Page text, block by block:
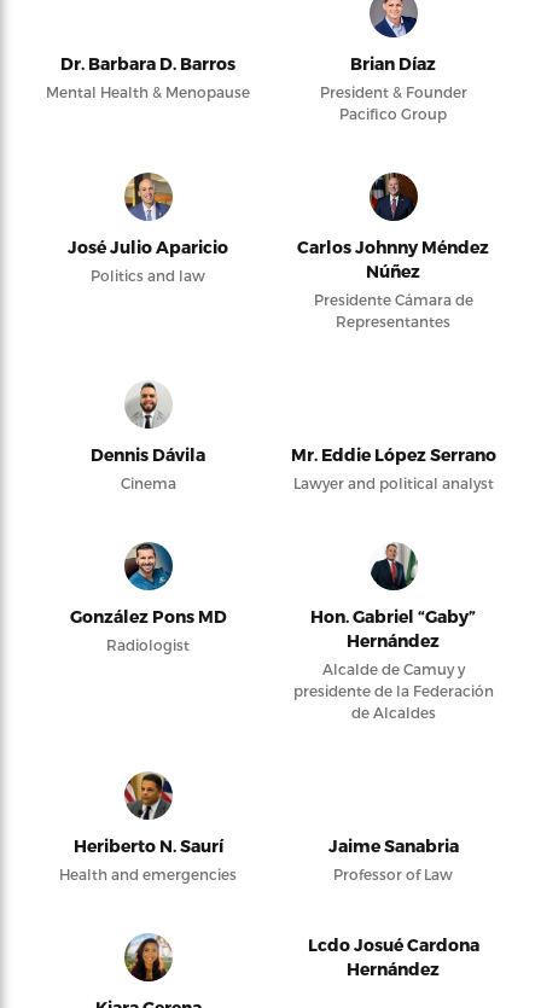
Dr. Barbara D. Barros
Mental Health & Menopause
Brian Díaz
President & Founder
Pacifico Group
José Julio Aparicio
Politics and law
Carlos Johnny Méndez
Núñez
Presidente Cámara de
Representantes
Dennis Dávila
Cinema
Mr. Eddie López Serrano
Lawyer and political analyst
González Pons MD
Radiologist
Hon. Gabriel “Gaby”
Hernández
Alcalde de Camuy y
presidente de la Federación
de Alcaldes
Heriberto N. Saurí
Health and emergencies
Jaime Sanabria
Professor of Law
Lcdo Josué Cardona
Hernández